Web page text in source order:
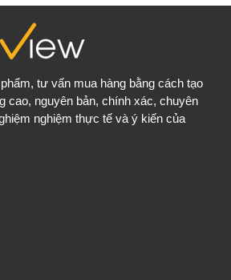
tư vấn mua hàng bằng cách tạo
cao, nguyên bản, chính xác, chuyên
nghiệm thực tế và ý kiến của